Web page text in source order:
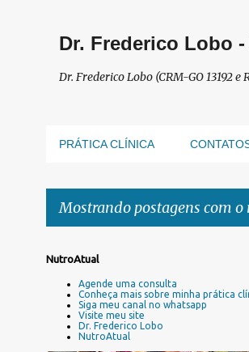
Dr. Frederico Lobo
Dr. Frederico Lobo (CRM-GO 13192 e
PRÁTICA CLÍNICA
Mostrando postagens com o
P
NutroAtual
Agende uma consulta
Conheça mais sobre minha prática
Siga meu canal no whatsapp
Visite meu site
Dr. Frederico Lobo
NutroAtual